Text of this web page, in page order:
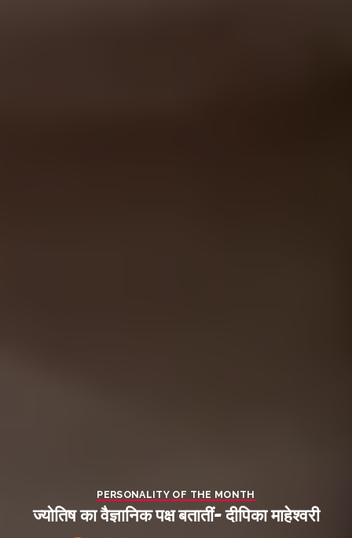
PERSONALITY OF THE MONTH
ज्योतिष का वैज्ञानिक पक्ष बतातीं- दीपिका माहेश्वरी